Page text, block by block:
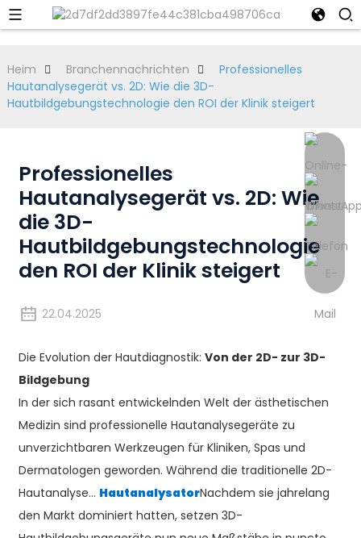
Heim Branchennachrichten
Professionelles
Hautanalysegerät vs. 2D: Wie die 3D-
Hautbildgebungstechnologie den ROI der Klinik steigert
Professionelles
Hautanalysegerät vs. 2D: Wie
die 3D-
Hautbildgebungstechnologie
den ROI der Klinik steigert
22.04.2025
Die Evolution der Hautdiagnostik: Von der 2D- zur 3D-
Bildgebung
In der sich rasant entwickelnden Welt der ästhetischen
Medizin sind professionelle Hautanalysegeräte zu
unverzichtbaren Werkzeugen für Kliniken, Spas und
Dermatologen geworden. Während die traditionelle 2D-
Hautanalyse... HautanalysatorNachdem sie jahrelang
den Markt dominiert hatten, setzen 3D-